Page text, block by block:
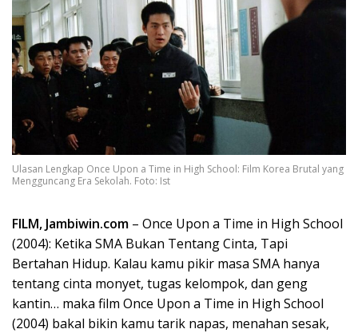
Ulasan Lengkap Once Upon a Time in High School: Film Korea Brutal yang
Mengguncang Era Sekolah. Foto: Ist
FILM, Jambiwin.com – Once Upon a Time in High School
(2004): Ketika SMA Bukan Tentang Cinta, Tapi
Bertahan Hidup. Kalau kamu pikir masa SMA hanya
tentang cinta monyet, tugas kelompok, dan geng
kantin… maka film Once Upon a Time in High School
(2004) bakal bikin kamu tarik napas, menahan sesak,